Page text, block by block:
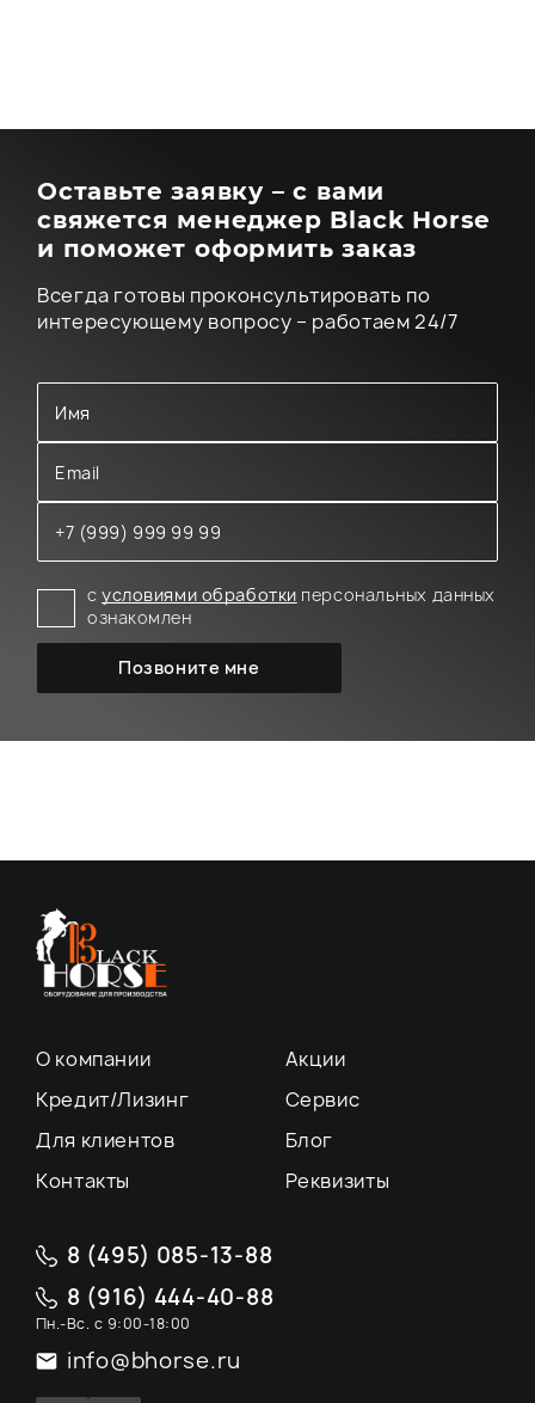
Оставьте заявку – с вами
свяжется менеджер Black Horse
и поможет оформить заказ
Всегда готовы проконсультировать по
интересующему вопросу – работаем 24/7
сусловиями обработки персональных данных
ознакомлен
О компании
Акции
Кредит/Лизинг
Сервис
Для клиентов
Блог
Контакты
Реквизиты
8 (495) 085-13-88
8 (916) 444-40-88
Пн.-Вс. с 9:00-18:00
info@bhorse.ru